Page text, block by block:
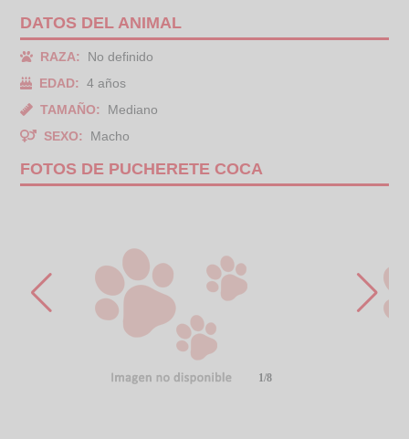
DATOS DEL ANIMAL
RAZA:
No definido
EDAD:
4 años
TAMAÑO:
Mediano
SEXO:
Macho
FOTOS DE PUCHERETE COCA
1/8